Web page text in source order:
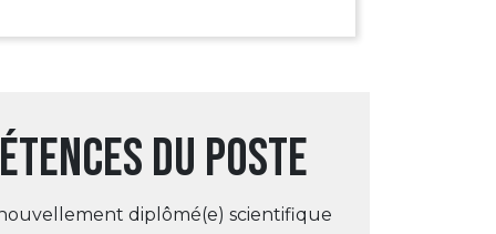
du poste
diplômé(e) scientifique